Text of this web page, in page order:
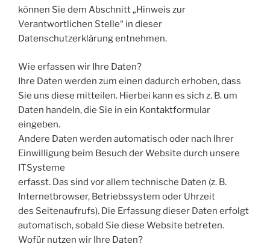
können Sie dem Abschnitt „Hinweis zur
Verantwortlichen Stelle“ in dieser
Datenschutzerklärung entnehmen.
Wie erfassen wir Ihre Daten?
Ihre Daten werden zum einen dadurch erhoben, dass
Sie uns diese mitteilen. Hierbei kann es sich z. B. um
Daten handeln, die Sie in ein Kontaktformular
eingeben.
Andere Daten werden automatisch oder nach Ihrer
Einwilligung beim Besuch der Website durch unsere
ITSysteme
erfasst. Das sind vor allem technische Daten (z. B.
Internetbrowser, Betriebssystem oder Uhrzeit
des Seitenaufrufs). Die Erfassung dieser Daten erfolgt
automatisch, sobald Sie diese Website betreten.
Wofür nutzen wir Ihre Daten?